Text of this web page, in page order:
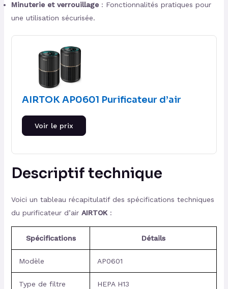
Minuterie et verrouillage: Fonctionnalités pratiques pour
une utilisation sécurisée.
AIRTOK AP0601 Purificateur d’air
Voir le prix
Descriptif technique
Voici un tableau récapitulatif des spécifications techniques
du purificateur d’air AIRTOK:
Spécifications Détails
Modèle AP0601
Type de filtre HEPA H13